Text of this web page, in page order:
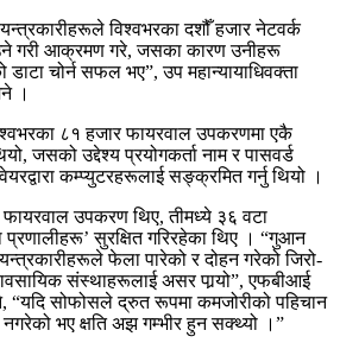
विश्वभरका दशौँ हजार नेटवर्क
गरी आक्रमण गरे, जसका कारण उनीहरू
डाटा चोर्न सफल भए”, उप महान्यायाधिवक्ता
।
८१ हजार फायरवाल उपकरणमा एकै
जसको उद्देश्य प्रयोगकर्ता नाम र पासवर्ड
कम्प्युटरहरूलाई सङ्क्रमित गर्नु थियो ।
उपकरण थिए, तीमध्ये ३६ वटा
प्रणालीहरू’ सुरक्षित गरिरहेका थिए । “गुआन
फेला पारेको र दोहन गरेको जिरो-
संस्थाहरूलाई असर पार्‍यो”, एफबीआई
“यदि सोफोसले द्रुत रूपमा कमजोरीको पहिचान
भए क्षति अझ गम्भीर हुन सक्थ्यो ।”